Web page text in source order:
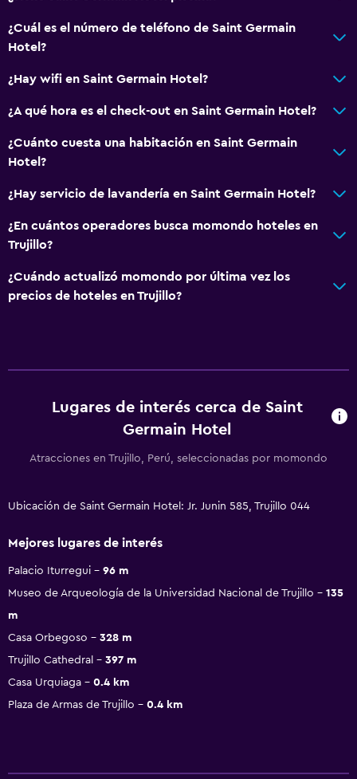
¿Cuál es el número de teléfono de Saint Germain
Hotel?
¿Hay wifi en Saint Germain Hotel?
¿A qué hora es el check-out en Saint Germain Hotel?
¿Cuánto cuesta una habitación en Saint Germain
Hotel?
¿Hay servicio de lavandería en Saint Germain Hotel?
¿En cuántos operadores busca momondo hoteles en
Trujillo?
¿Cuándo actualizó momondo por última vez los
precios de hoteles en Trujillo?
Lugares de interés cerca de Saint
Germain Hotel
Atracciones en Trujillo, Perú, seleccionadas por momondo
Ubicación de Saint Germain Hotel: Jr. Junin 585, Trujillo 044
Mejores lugares de interés
Palacio Iturregui
96 m
Museo de Arqueología de la Universidad Nacional de Trujillo
135
m
Casa Orbegoso
328 m
Trujillo Cathedral
397 m
Casa Urquiaga
0.4 km
Plaza de Armas de Trujillo
0.4 km